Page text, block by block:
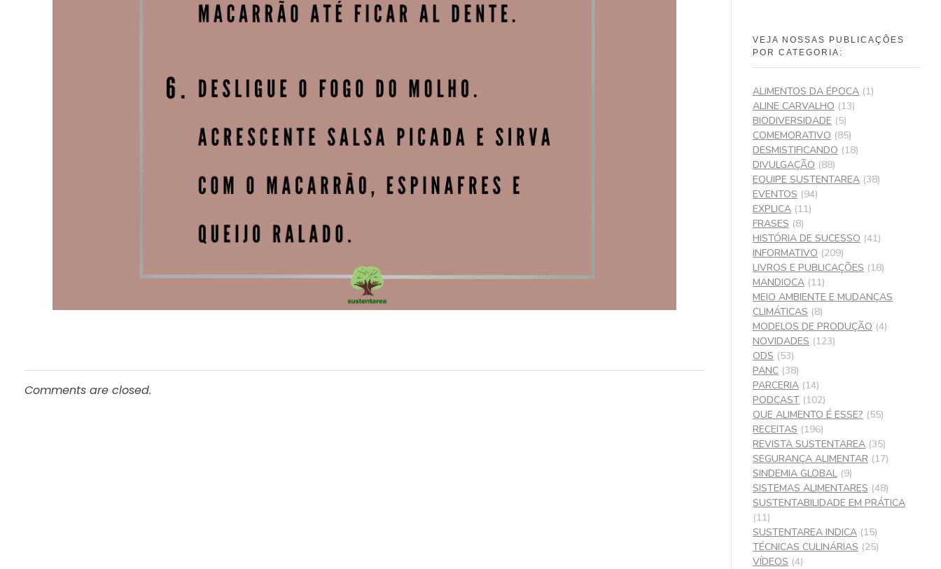
Comments are closed.
VEJA NOSSAS PUBLICAÇÕES
POR CATEGORIA:
ALIMENTOS DA ÉPOCA (1)
ALINE CARVALHO (13)
BIODIVERSIDADE (5)
COMEMORATIVO (85)
DESMISTIFICANDO (18)
DIVULGAÇÃO (88)
EQUIPE SUSTENTAREA (38)
EVENTOS (94)
EXPLICA (11)
FRASES (8)
HISTÓRIA DE SUCESSO (41)
INFORMATIVO (209)
LIVROS E PUBLICAÇÕES (18)
MANDIOCA (11)
MEIO AMBIENTE E MUDANÇAS
CLIMÁTICAS (8)
MODELOS DE PRODUÇÃO (4)
NOVIDADES (123)
ODS (53)
PANC (38)
PARCERIA (14)
PODCAST (102)
QUE ALIMENTO É ESSE? (55)
RECEITAS (196)
REVISTA SUSTENTAREA (35)
SEGURANÇA ALIMENTAR (17)
SINDEMIA GLOBAL (9)
SISTEMAS ALIMENTARES (48)
SUSTENTABILIDADE EM PRÁTICA
(11)
SUSTENTAREA INDICA (15)
TÉCNICAS CULINÁRIAS (25)
VÍDEOS (4)